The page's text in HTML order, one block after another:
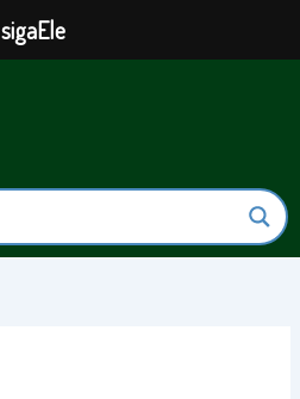
sigaEle